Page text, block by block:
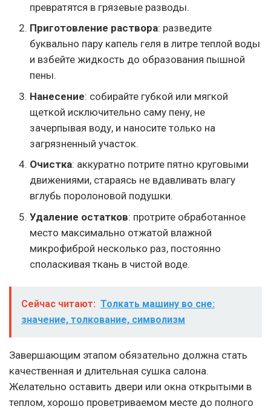
превратятся в грязевые разводы.
Приготовление раствора: разведите
буквально пару капель геля в литре теплой воды
и взбейте жидкость до образования пышной
пены.
Нанесение: собирайте губкой или мягкой
щеткой исключительно саму пену, не
зачерпывая воду, и наносите только на
загрязненный участок.
Очистка: аккуратно потрите пятно круговыми
движениями, стараясь не вдавливать влагу
вглубь поролоновой подушки.
Удаление остатков: протрите обработанное
место максимально отжатой влажной
микрофиброй несколько раз, постоянно
споласкивая ткань в чистой воде.
Сейчас читают: Толкать машину во сне:
значение, толкование, символизм
Завершающим этапом обязательно должна стать
качественная и длительная сушка салона.
Желательно оставить двери или окна открытыми в
теплом, хорошо проветриваемом месте до полного